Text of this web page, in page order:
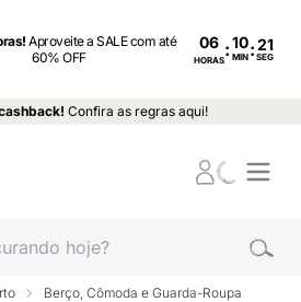
Aproveite a SALE com até
60% OFF
06
HORAS: MIN : SEG
Confira as regras aqui!
Berço, Cômoda e Guarda-Roupa